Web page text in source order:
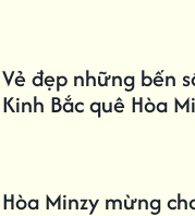
Vẻ đẹp những bến
Kinh Bắc quê Hòa
Hòa Minzy mừng